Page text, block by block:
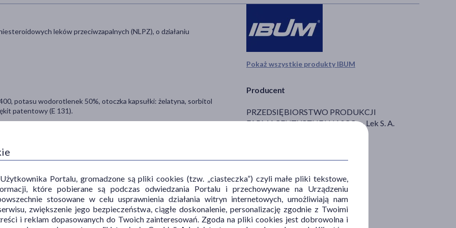
Pokaż wszystkie produkty IBUM
Producent
PRZEDSIĘBIORSTWO PRODUKCJI
FARMACEUTYCZNEJ HASCO -- Lek S. A.
leków przeciwzapalnych (NLPZ), o działaniu
potasu wodorotlenek 50%, otoczka kapsułki: żelatyna, sorbitol
patentowy (E 131).
ulotce dla pacjenta, lub według zaleceń lekarza lub farmaceuty.
szklanką wody.
W razie potrzeby dawkę jednorazową 600 mg (1
dawka dobowa, bez konsultacji z lekarzem nie powinna
Portalu, gromadzone są pliki cookies (tzw. „ciasteczka”) czyli małe pliki tekstowe,
które pobierane są podczas odwiedzania Portalu i przechowywane na Urządzeniu
stosowane w celu usprawnienia działania witryn internetowych, umożliwiają nam
zwiększenie jego bezpieczeństwa, ciągłe doskonalenie, personalizację zgodnie z Twoimi
i reklam dopasowanych do Twoich zainteresowań. Zgoda na pliki cookies jest dobrowolna i